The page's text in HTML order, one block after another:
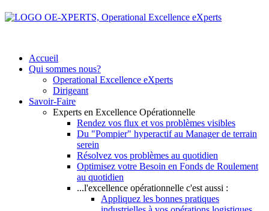
Accueil
Qui sommes nous?
Operational Excellence eXperts
Dirigeant
Savoir-Faire
Experts en Excellence Opérationnelle
Rendez vos flux et vos problèmes visibles
Du "Pompier" hyperactif au Manager de terrain
serein
Résolvez vos problèmes au quotidien
Optimisez votre Besoin en Fonds de Roulement
au quotidien
...l'excellence opérationnelle c'est aussi :
Appliquez les bonnes pratiques